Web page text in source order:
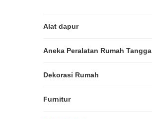
Alat dapur
Aneka Peralatan Rumah Tangga
Dekorasi Rumah
Furnitur